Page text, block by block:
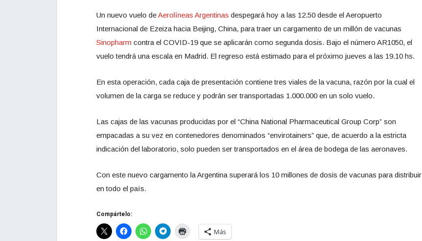
Un nuevo vuelo deAerolíneas Argentinas despegará hoy a las 12.50 desde el Aeropuerto
Internacional de Ezeiza hacia Beijing, China, para traer un cargamento de un millón de vacunas
Sinopharm contra el COVID-19 que se aplicarán como segunda dosis. Bajo el número AR1050, el
vuelo tendrá una escala en Madrid. El regreso está estimado para el próximo jueves a las 19.10 hs.
En esta operación, cada caja de presentación contiene tres viales de la vacuna, razón por la cual el
volumen de la carga se reduce y podrán ser transportadas 1.000.000 en un solo vuelo.
Las cajas de las vacunas producidas por el “China National Pharmaceutical Group Corp” son
empacadas a su vez en contenedores denominados “envirotainers” que, de acuerdo a la estricta
indicación del laboratorio, solo pueden ser transportados en el área de bodega de las aeronaves.
Con este nuevo cargamento la Argentina superará los 10 millones de dosis de vacunas para distribuir
en todo el país.
Compártelo:
Más